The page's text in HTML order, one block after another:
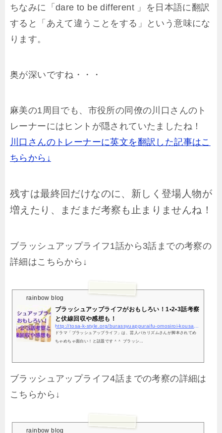
ちなみに「dare to be different 」を日本語に翻訳
すると「あえて違うことをする」という意味にな
ります。
奥が深いですね・・・
麻美の1周目でも、市役所の同僚の川口さんのト
レーナーにはヒントが隠されていたましたね！
川口さんのトレーナーに英文を翻訳した記事はこ
ちらから↓
残すは最終回だけなのに、新しく登場人物が
増えたり、まだまだ考察も止まりませんね！
ブラッシュアップライフ1話から3話までの考察の
詳細はこちらから↓
rainbow blog
ブラッシュアップライフがおもしろい！1•2•3話考察
と伏線回収や感想も！
ドラマ「ブラッシュアップライフ」は、芸人バカリズムさんが脚本されてめ
ちゃめちゃ面白い！と話題です＾＾ ブラッシ…
ブラッシュアップライフ4話までの考察の詳細は
こちらから↓
rainbow blog